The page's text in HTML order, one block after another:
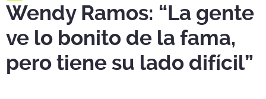
Wendy Ramos: “La gente
ve lo bonito de la fama,
pero tiene su lado difícil”